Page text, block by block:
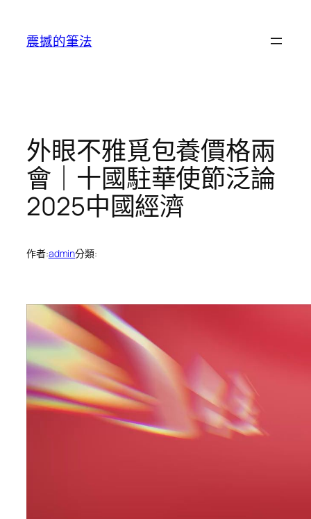
震撼的筆法
外眼不雅覓包養價格兩
會｜十國駐華使節泛論
2025中國經濟
作者:admin分類: